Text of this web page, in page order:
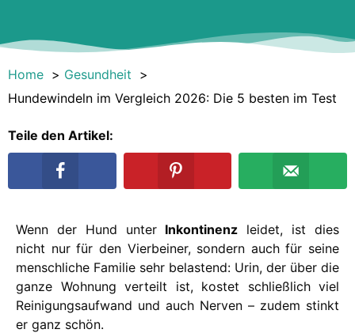
Home
Gesundheit
Hundewindeln im Vergleich 2026: Die 5 besten im Test
Teile den Artikel:
Wenn der Hund unter Inkontinenz leidet, ist dies
nicht nur für den Vierbeiner, sondern auch für seine
menschliche Familie sehr belastend: Urin, der über die
ganze Wohnung verteilt ist, kostet schließlich viel
Reinigungsaufwand und auch Nerven – zudem stinkt
er ganz schön.